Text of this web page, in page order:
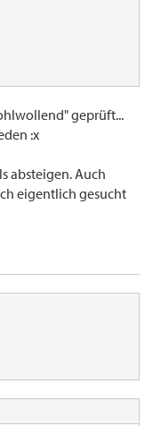
geprüft...
:x
absteigen. Auch
eigentlich gesucht